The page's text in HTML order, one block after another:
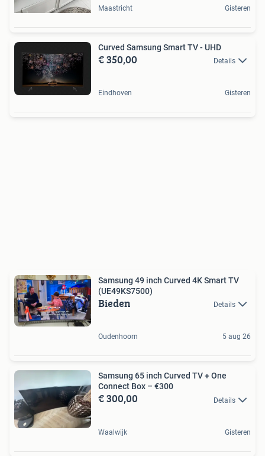
Maastricht Gisteren
Curved Samsung Smart TV - UHD
€ 350,00 Details
Eindhoven Gisteren
Samsung 49 inch Curved 4K Smart TV
(UE49KS7500)
Bieden Details
Oudenhoorn 5 aug 26
Samsung 65 inch Curved TV + One
Connect Box – €300
€ 300,00 Details
Waalwijk Gisteren